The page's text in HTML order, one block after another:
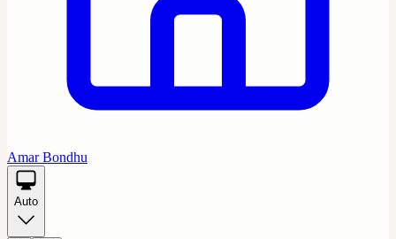
Amar Bondhu
Auto